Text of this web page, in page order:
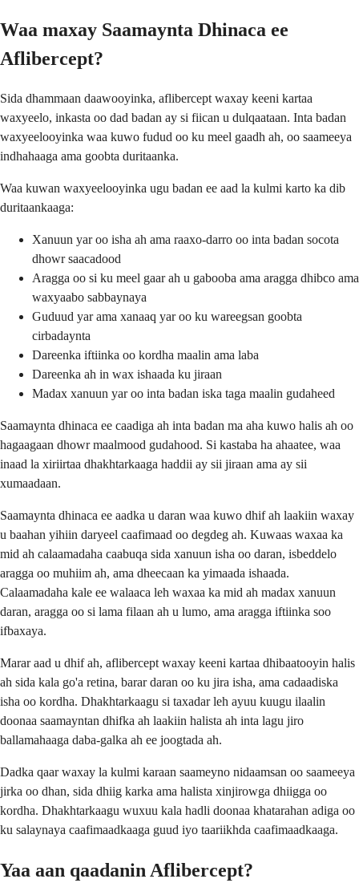
Waa maxay Saamaynta Dhinaca ee
Aflibercept?
Sida dhammaan daawooyinka, aflibercept waxay keeni kartaa
waxyeelo, inkasta oo dad badan ay si fiican u dulqaataan. Inta badan
waxyeelooyinka waa kuwo fudud oo ku meel gaadh ah, oo saameeya
indhahaaga ama goobta duritaanka.
Waa kuwan waxyeelooyinka ugu badan ee aad la kulmi karto ka dib
duritaankaaga:
Xanuun yar oo isha ah ama raaxo-darro oo inta badan socota
dhowr saacadood
Aragga oo si ku meel gaar ah u gabooba ama aragga dhibco ama
waxyaabo sabbaynaya
Guduud yar ama xanaaq yar oo ku wareegsan goobta
cirbadaynta
Dareenka iftiinka oo kordha maalin ama laba
Dareenka ah in wax ishaada ku jiraan
Madax xanuun yar oo inta badan iska taga maalin gudaheed
Saamaynta dhinaca ee caadiga ah inta badan ma aha kuwo halis ah oo
hagaagaan dhowr maalmood gudahood. Si kastaba ha ahaatee, waa
inaad la xiriirtaa dhakhtarkaaga haddii ay sii jiraan ama ay sii
xumaadaan.
Saamaynta dhinaca ee aadka u daran waa kuwo dhif ah laakiin waxay
u baahan yihiin daryeel caafimaad oo degdeg ah. Kuwaas waxaa ka
mid ah calaamadaha caabuqa sida xanuun isha oo daran, isbeddelo
aragga oo muhiim ah, ama dheecaan ka yimaada ishaada.
Calaamadaha kale ee walaaca leh waxaa ka mid ah madax xanuun
daran, aragga oo si lama filaan ah u lumo, ama aragga iftiinka soo
ifbaxaya.
Marar aad u dhif ah, aflibercept waxay keeni kartaa dhibaatooyin halis
ah sida kala go'a retina, barar daran oo ku jira isha, ama cadaadiska
isha oo kordha. Dhakhtarkaagu si taxadar leh ayuu kuugu ilaalin
doonaa saamayntan dhifka ah laakiin halista ah inta lagu jiro
ballamahaaga daba-galka ah ee joogtada ah.
Dadka qaar waxay la kulmi karaan saameyno nidaamsan oo saameeya
jirka oo dhan, sida dhiig karka ama halista xinjirowga dhiigga oo
kordha. Dhakhtarkaagu wuxuu kala hadli doonaa khatarahan adiga oo
ku salaynaya caafimaadkaaga guud iyo taariikhda caafimaadkaaga.
Yaa aan qaadanin Aflibercept?